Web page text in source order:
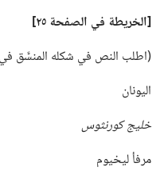
‏[الخريطة في الصفحة ٢٥]‏
‏(‏اطلب النص في شكله المنسَّق
اليونان
خليج كورنثوس
مرفأ ليخيوم